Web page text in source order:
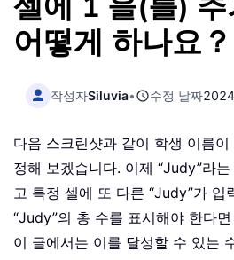
어떻게 하나요？
작성자Siluvia• 수정 날짜
다음 스크린샷과 같이 학생 이름
정해 보겠습니다. 이제 “Judy”라
고 특정 셀에 또 다른 “Judy”가 입
“Judy”의 총 수를 표시해야 한다
이 글에서는 이를 달성할 수 있는